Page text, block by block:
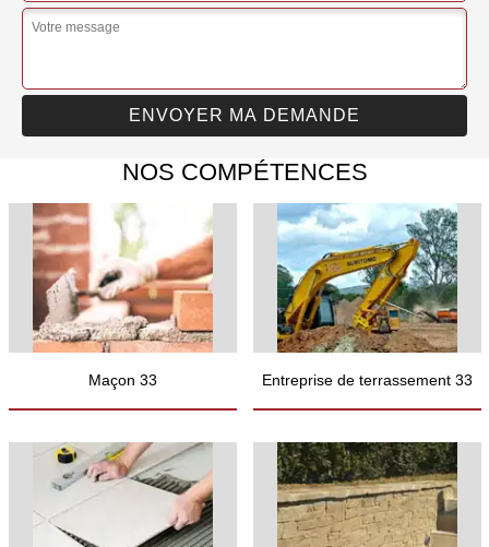
NOS COMPÉTENCES
Maçon 33 Entreprise de terrassement 33